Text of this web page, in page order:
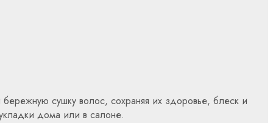
сушку волос, сохраняя их здоровье, блеск и
дома или в салоне.